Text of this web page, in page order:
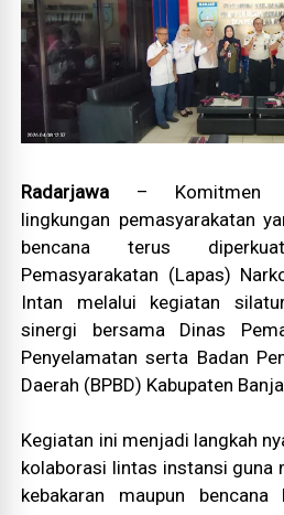
Radarjawa – Komitmen
lingkungan pemasyarakatan
bencana terus
Pemasyarakatan (Lapas)
Intan melalui kegiatan
sinergi bersama Dinas
Penyelamatan serta Badan
Daerah (BPBD) Kabupaten
Kegiatan ini menjadi langkah
kolaborasi lintas instansi guna
kebakaran maupun